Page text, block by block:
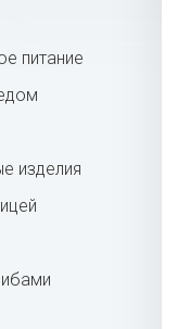
питание
изделия